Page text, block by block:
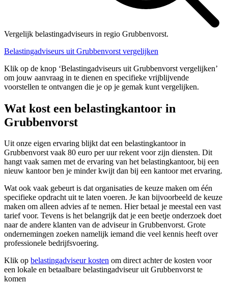
Vergelijk belastingadviseurs in regio Grubbenvorst.
Belastingadviseurs uit Grubbenvorst vergelijken
Klik op de knop ‘Belastingadviseurs uit Grubbenvorst vergelijken’
om jouw aanvraag in te dienen en specifieke vrijblijvende
voorstellen te ontvangen die je op je gemak kunt vergelijken.
Wat kost een belastingkantoor in
Grubbenvorst
Uit onze eigen ervaring blijkt dat een belastingkantoor in
Grubbenvorst vaak 80 euro per uur rekent voor zijn diensten. Dit
hangt vaak samen met de ervaring van het belastingkantoor, bij een
nieuw kantoor ben je minder kwijt dan bij een kantoor met ervaring.
Wat ook vaak gebeurt is dat organisaties de keuze maken om één
specifieke opdracht uit te laten voeren. Je kan bijvoorbeeld de keuze
maken om alleen advies af te nemen. Hier betaal je meestal een vast
tarief voor. Tevens is het belangrijk dat je een beetje onderzoek doet
naar de andere klanten van de adviseur in Grubbenvorst. Grote
ondernemingen zoeken namelijk iemand die veel kennis heeft over
professionele bedrijfsvoering.
Klik op belastingadviseur kosten om direct achter de kosten voor
een lokale en betaalbare belastingadviseur uit Grubbenvorst te
komen